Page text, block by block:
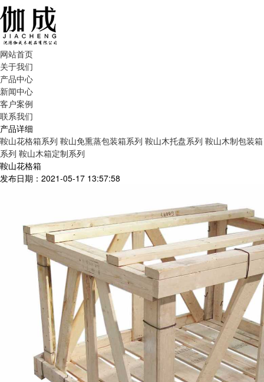
网站首页
关于我们
产品中心
新闻中心
客户案例
联系我们
产品详细
鞍山花格箱系列 鞍山免熏蒸包装箱系列 鞍山木托盘系列 鞍山木制包装箱
系列 鞍山木箱定制系列
鞍山花格箱
发布日期：2021-05-17 13:57:58